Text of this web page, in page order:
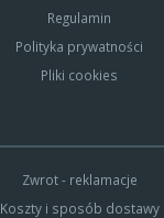
Regulamin
Polityka prywatności
Pliki cookies
Zwrot - reklamacje
Koszty i sposób dostawy